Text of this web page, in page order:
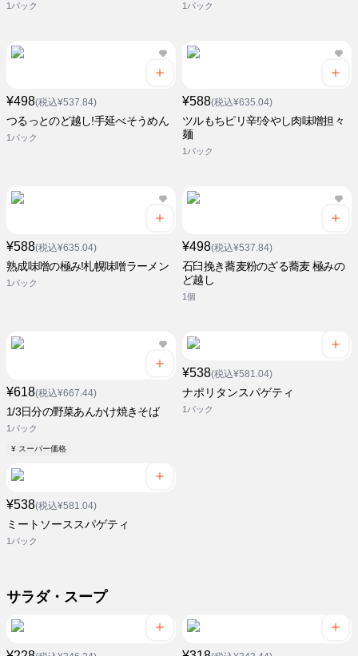
1パック 1パック
¥498(税込¥537.84)
つるっとのど越し!手延べそうめん
1パック
¥588(税込¥635.04)
ツルもちピリ辛!冷やし肉味噌担々
麺
1パック
¥588(税込¥635.04)
熟成味噌の極み!札幌味噌ラーメン
1パック
¥498(税込¥537.84)
石臼挽き蕎麦粉のざる蕎麦 極みの
ど越し
1個
¥618(税込¥667.44)
1/3日分の野菜あんかけ焼きそば
1パック
¥ スーパー価格
¥538(税込¥581.04)
ナポリタンスパゲティ
1パック
¥538(税込¥581.04)
ミートソーススパゲティ
1パック
サラダ・スープ